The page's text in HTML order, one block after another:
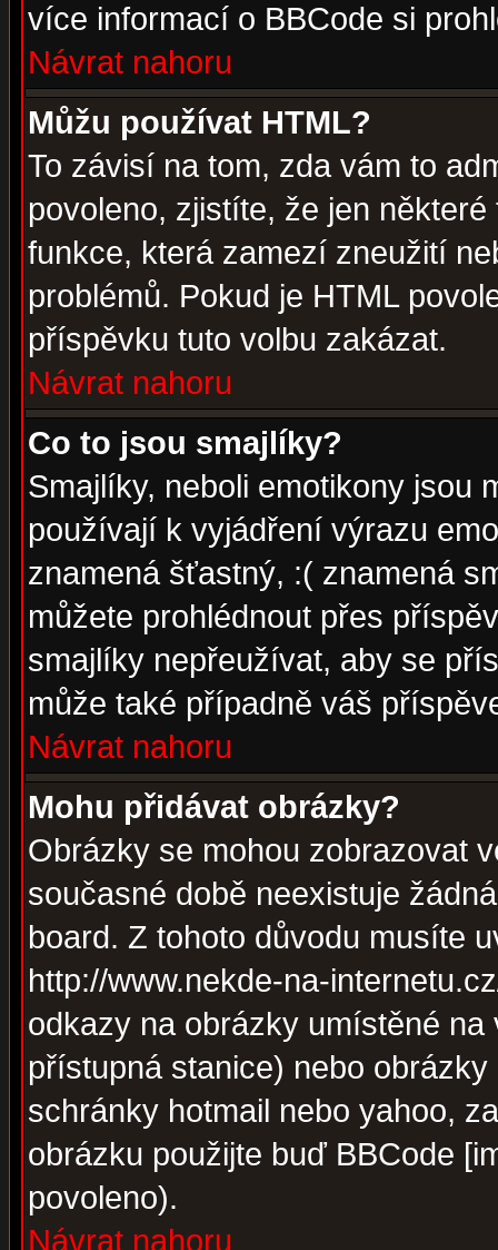
více informací o BBCode si
Návrat nahoru
Můžu používat HTML?
To závisí na tom, zda vám to
povoleno, zjistíte, že jen
funkce, která zamezí zneužití
problémů. Pokud je HTML
příspěvku tuto volbu zakázat.
Návrat nahoru
Co to jsou smajlíky?
Smajlíky, neboli emotikony jsou
používají k vyjádření výrazu
znamená šťastný, :( znamená
můžete prohlédnout přes
smajlíky nepřeužívat, aby se
může také případně váš
Návrat nahoru
Mohu přidávat obrázky?
Obrázky se mohou zobrazovat
současné době neexistuje
board. Z tohoto důvodu musíte
http://www.nekde-na-
odkazy na obrázky umístěné
přístupná stanice) nebo
schránky hotmail nebo yahoo,
obrázku použijte buď BBCode
povoleno).
Návrat nahoru